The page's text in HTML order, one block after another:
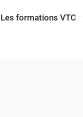
Les formations VTC